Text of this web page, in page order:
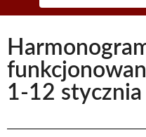
1-12 stycznia